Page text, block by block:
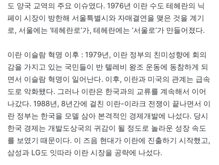
도 양국 교역의 주요 이슈였다. 1976년 이란 수도 테헤란의 닉
페이 시장이 방한해 서울특별시와 자매결연을 맺은 것을 계기
로, 서울에는 ‘테헤란로’가, 테헤란에는 ‘서울로’가 만들어졌다.
이란 이슬람 혁명 이후 : 1979년, 이란 정부의 친미성향에 회의
감을 가지고 있는 국민들이 반 텔레비 왕조 운동에 동참하게 되
면서 이슬람 혁명이 일어난다. 이후, 이란과 미국의 관계는 급속
도로 악화됐다. 그러나 이란은 한국과의 교류를 계속해서 이어
나갔다. 1988년, 8년간에 걸친 이란-이라크 전쟁이 끝나면서 이
란 정부는 한국을 모델 삼아 본격적인 경제개발에 나섰다. 당시
한국 경제는 개발도상국의 귀감이 될 정도로 놀라운 성장 속도
를 보였기 때문이다. 이 즈음 현대가 이란에 진출하기 시작했고,
삼성과 LG도 잇따라 이란 시장을 공략에 나섰다.